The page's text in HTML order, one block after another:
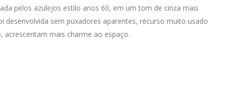
pelos azulejos estilo anos 60, em um tom de cinza mais
desenvolvida sem puxadores aparentes, recurso muito usado
acrescentam mais charme ao espaço.